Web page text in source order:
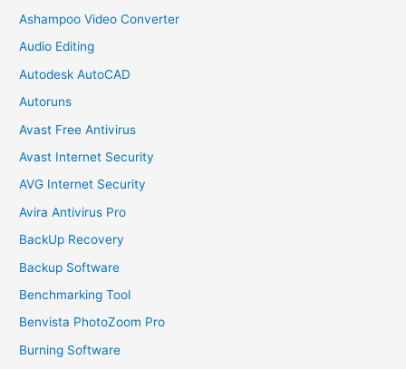
Ashampoo Video Converter
Audio Editing
Autodesk AutoCAD
Autoruns
Avast Free Antivirus
Avast Internet Security
AVG Internet Security
Avira Antivirus Pro
BackUp Recovery
Backup Software
Benchmarking Tool
Benvista PhotoZoom Pro
Burning Software